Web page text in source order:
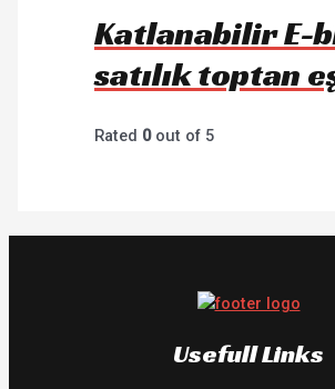
Katlanabilir E-
satılık toptan
Rated 0out of 5
Usefull Links